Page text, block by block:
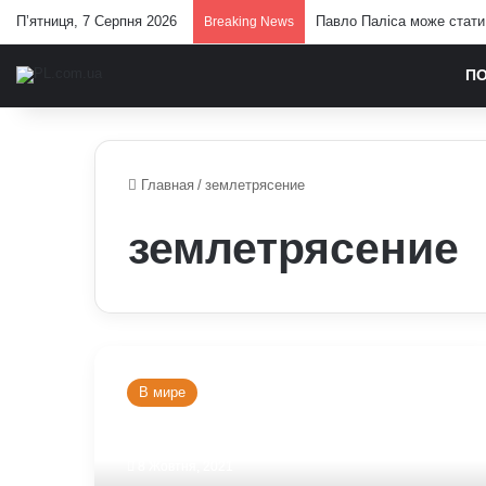
П’ятниця, 7 Серпня 2026 Breaking News Павло Паліса може
Главная / землетрясение
землетрясение
недалеко
В мире